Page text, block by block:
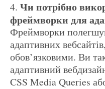
Чи потрібно використовувати
фреймворки для
Фреймворки
адаптивних
обов’язковими. Ви
адаптивний
CSS Media Queries